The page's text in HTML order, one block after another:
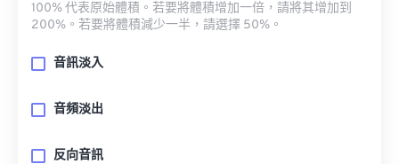
100% 代表原始體積。若要將體積增加一倍，請將其增加到
200%。若要將體積減少一半，請選擇 50%。
音訊淡入
音頻淡出
反向音訊